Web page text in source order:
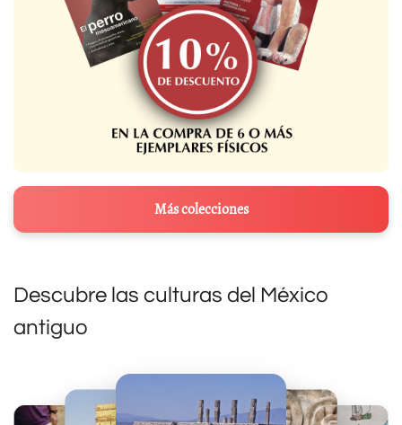
Más colecciones
Descubre las culturas del México
antiguo